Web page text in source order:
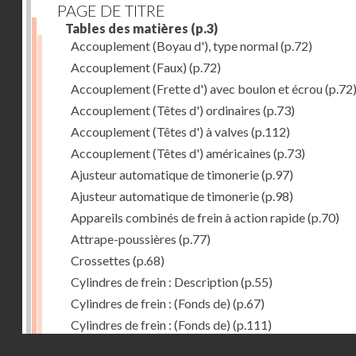
PAGE DE TITRE
Tables des matières (p.3)
Accouplement (Boyau d'), type normal(p.72)
Accouplement (Faux) (p.72)
Accouplement (Frette d') avec boulon et écrou(p.72)
Accouplement (Têtes d') ordinaires (p.73)
Accouplement (Têtes d') à valves (p.112)
Accouplement (Têtes d') américaines (p.73)
Ajusteur automatique de timonerie(p.97)
Ajusteur automatique de timonerie(p.98)
Appareils combinés de frein à action rapide(p.70)
Attrape-poussières (p.77)
Crossettes (p.68)
Cylindres de frein : Description(p.55)
Cylindres de frein : (Fonds de) (p.67)
Cylindres de frein : (Fonds de) (p.111)